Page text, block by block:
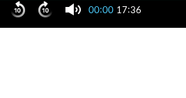
00:00 17:36